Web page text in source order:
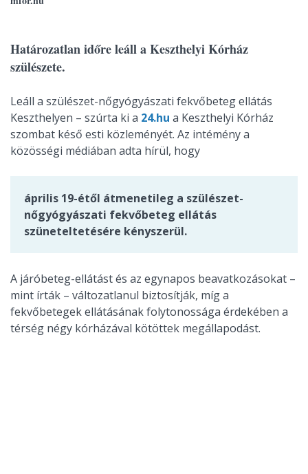
Határozatlan időre leáll a Keszthelyi Kórház
szülészete.
Leáll a szülészet-nőgyógyászati fekvőbeteg ellátás
Keszthelyen – szúrta ki a 24.hu a Keszthelyi Kórház
szombat késő esti közleményét. Az intémény a
közösségi médiában adta hírül, hogy
április 19-étől átmenetileg a szülészet-
nőgyógyászati fekvőbeteg ellátás
szüneteltetésére kényszerül.
A járóbeteg-ellátást és az egynapos beavatkozásokat –
mint írták – változatlanul biztosítják, míg a
fekvőbetegek ellátásának folytonossága érdekében a
térség négy kórházával kötöttek megállapodást.